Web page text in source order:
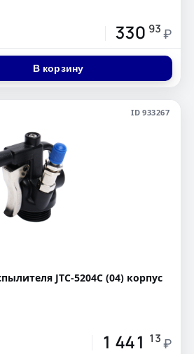
330 93 ₽
В корзину
ID 933267
JTC-5204C (04) корпус
1 441 13 ₽